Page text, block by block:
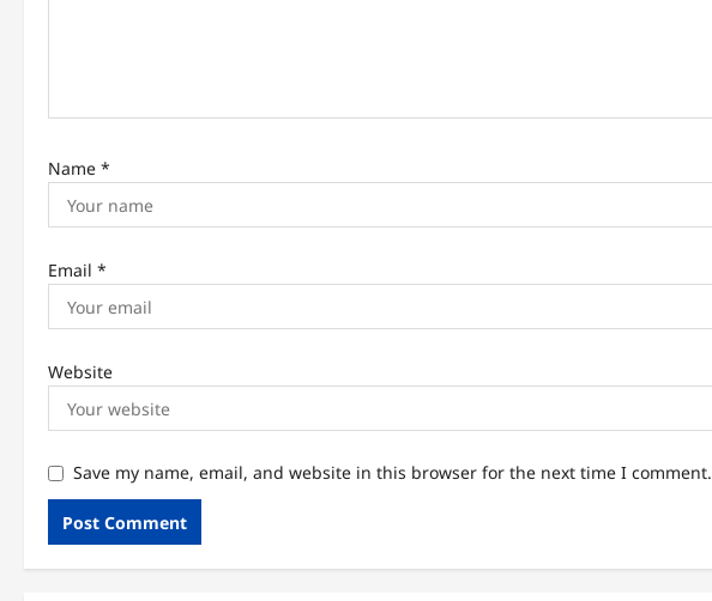
Name *
Email *
Website
Save my name, email, and website in this browser for the next time I comment.